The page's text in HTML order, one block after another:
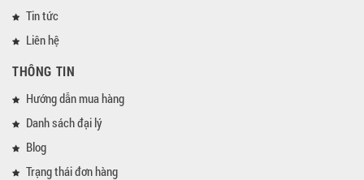
Tin tức
Liên hệ
THÔNG TIN
Hướng dẫn mua hàng
Danh sách đại lý
Blog
Trạng thái đơn hàng